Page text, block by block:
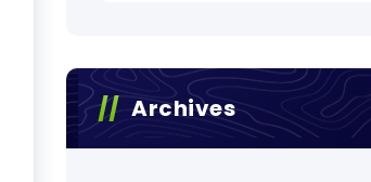
Archives